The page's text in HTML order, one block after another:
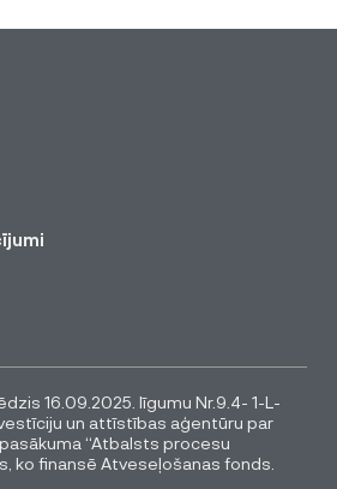
16.09.2025. līgumu Nr.9.4- 1-L-
un attīstības aģentūru par
“Atbalsts procesu
ko finansē Atveseļošanas fonds.